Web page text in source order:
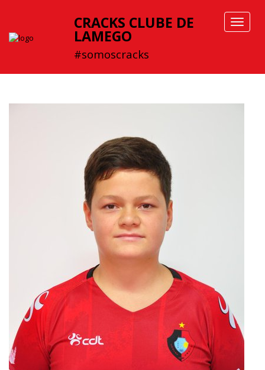
Toggle
CRACKS CLUBE DE
LAMEGO
#somoscracks